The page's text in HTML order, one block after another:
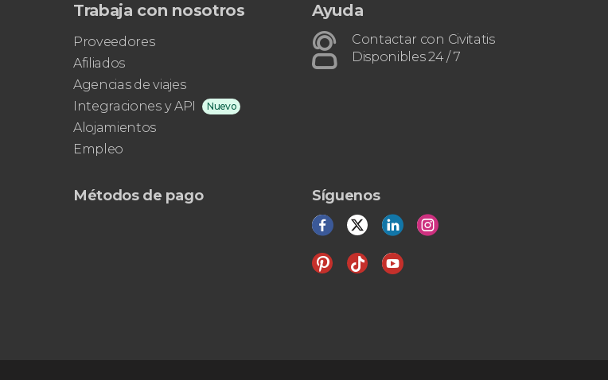
Trabaja con nosotros
Proveedores
Afiliados
Agencias de viajes
Integraciones y API
Nuevo
Alojamientos
Empleo
Ayuda
Contactar con Civitatis
Disponibles 24 / 7
Métodos de pago Síguenos